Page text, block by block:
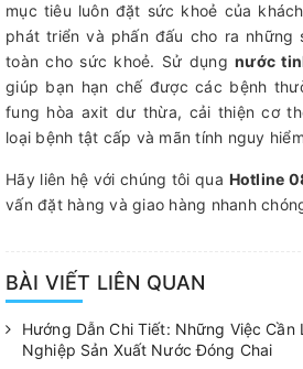
mục tiêu luôn đặt sức khoẻ của
phát triển và phấn đấu cho ra những
toàn cho sức khoẻ. Sử dụngnước
giúp bạn hạn chế được các bệnh
fung hòa axit dư thừa, cải thiện cơ
loại bệnh tật cấp và mãn tính nguy
Hãy liên hệ với chúng tôi qua Hotline
vấn đặt hàng và giao hàng nhanh
BÀI VIẾT LIÊN QUAN
Hướng Dẫn Chi Tiết: Những Việc Cần
Nghiệp Sản Xuất Nước Đóng Chai